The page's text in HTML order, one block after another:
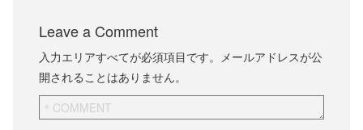
Leave a Comment
入力エリアすべてが必須項目です。メールアドレスが公
開されることはありません。